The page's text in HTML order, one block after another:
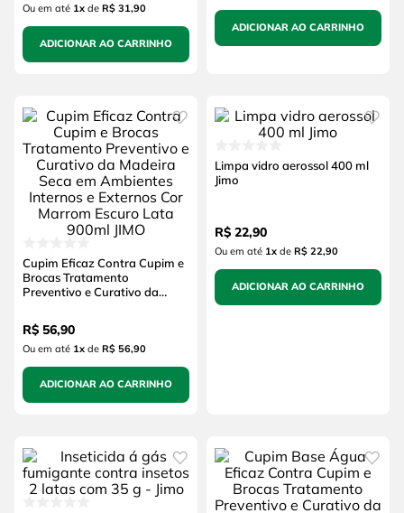
Ou em até 1xde R$ 31,90
ADICIONAR AO CARRINHO
ADICIONAR AO CARRINHO
Cupim Eficaz Contra Cupim e
Brocas Tratamento
Preventivo e Curativo da
Internos e Externos Cor
Marrom Escuro Lata 900ml
JIMO
R$ 56,90
Ou em até 1xde R$ 56,90
ADICIONAR AO CARRINHO
Limpa vidro aerossol 400 ml
Jimo
R$ 22,90
Ou em até 1xde R$ 22,90
ADICIONAR AO CARRINHO